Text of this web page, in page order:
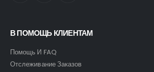
В ПОМОЩЬ КЛИЕНТАМ
Помощь И FAQ
Отслеживание Заказов